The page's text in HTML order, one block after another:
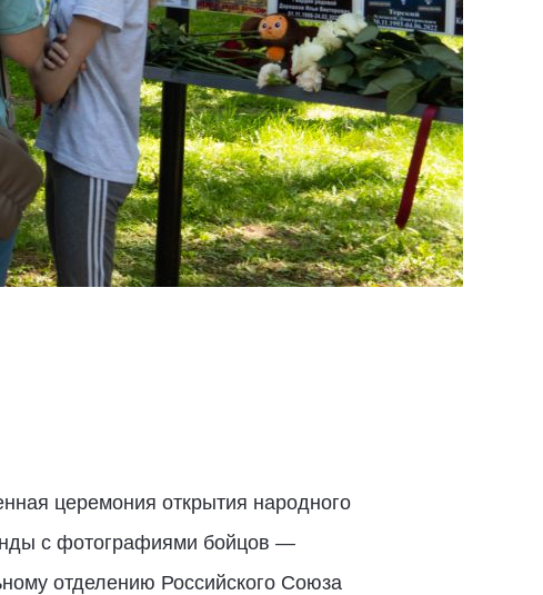
церемония открытия народного
с фотографиями бойцов —
отделению Российского Союза